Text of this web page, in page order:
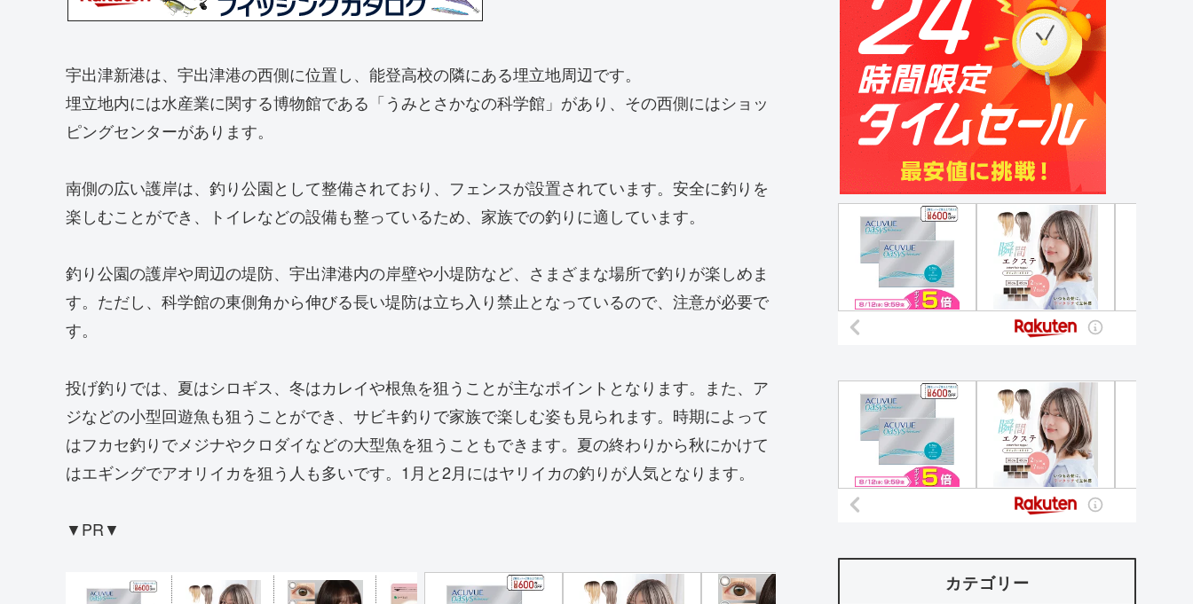
宇出津新港は、宇出津港の西側に位置し、能登高校の隣にある埋立地周辺です。
埋立地内には水産業に関する博物館である「うみとさかなの科学館」があり、その西側にはショッ
ピングセンターがあります。
南側の広い護岸は、釣り公園として整備されており、フェンスが設置されています。安全に釣りを
楽しむことができ、トイレなどの設備も整っているため、家族での釣りに適しています。
釣り公園の護岸や周辺の堤防、宇出津港内の岸壁や小堤防など、さまざまな場所で釣りが楽しめま
す。ただし、科学館の東側角から伸びる長い堤防は立ち入り禁止となっているので、注意が必要で
す。
投げ釣りでは、夏はシロギス、冬はカレイや根魚を狙うことが主なポイントとなります。また、ア
ジなどの小型回遊魚も狙うことができ、サビキ釣りで家族で楽しむ姿も見られます。時期によって
はフカセ釣りでメジナやクロダイなどの大型魚を狙うこともできます。夏の終わりから秋にかけて
はエギングでアオリイカを狙う人も多いです。1月と2月にはヤリイカの釣りが人気となります。
▼PR▼
カテゴリー